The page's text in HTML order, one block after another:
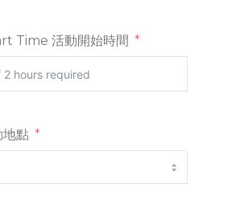
Time 活動開始時間
點